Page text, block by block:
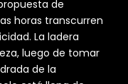
de
horas transcurren
La ladera
luego de tomar
de la